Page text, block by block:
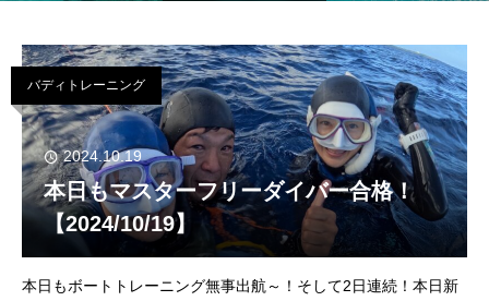
バディトレーニング
2024.10.19
本日もマスターフリーダイバー合格！
【2024/10/19】
本日もボートトレーニング無事出航～！そして2日連続！本日新